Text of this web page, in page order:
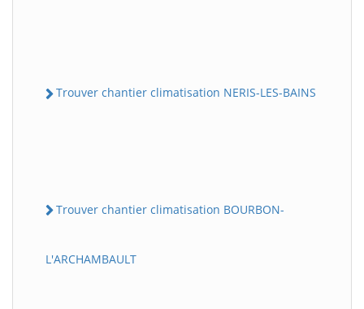
Trouver chantier climatisation NERIS-LES-BAINS
Trouver chantier climatisation BOURBON-
L'ARCHAMBAULT